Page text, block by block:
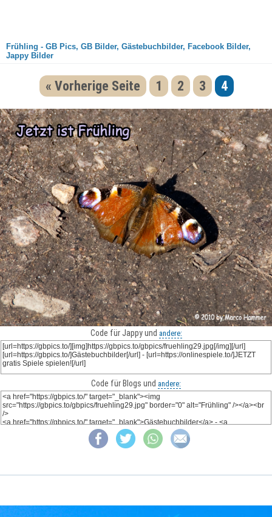
Frühling - GB Pics, GB Bilder, Gästebuchbilder, Facebook Bilder,
Jappy Bilder
« Vorherige Seite 1 2 3 4
Code für Jappy und andere:
Code für Blogs und andere: